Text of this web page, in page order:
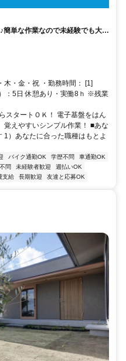
単な作業なので未経験でも大丈
木・金・祝 ・勤務時間： [1]
：5日 休憩あり・実働8ｈ ※残業
スタートＯＫ！ 電子基盤をはん
覚えやすいシンプル作業！ ■あな
1）あなたに合った職種はもとよ
バイク通勤OK 学歴不問
車通勤OK
問 未経験者歓迎
週払いOK
支給 長期歓迎 友達と応募OK